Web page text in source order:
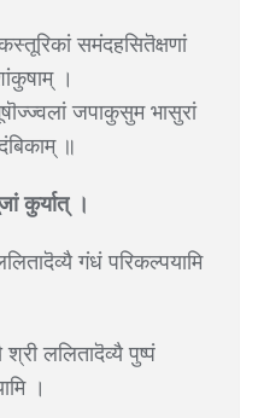
समंदहसितॆक्षणां
।
जपाकुसुम भासुरां
॥
कुर्यात् ।
गंधं परिकल्पयामि
ललितादॆव्यै पुष्पं
।